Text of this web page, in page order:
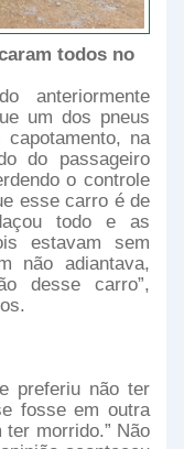
todos no
anteriormente
um dos pneus
na
do passageiro
o controle
esse carro é de
todo e as
estavam sem
não adiantava,
desse carro”,
preferiu não ter
fosse em outra
morrido.” Não